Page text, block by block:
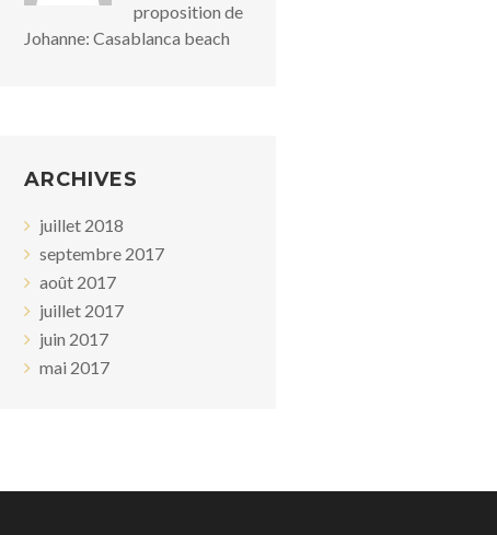
proposition de
Johanne: Casablanca beach
ARCHIVES
juillet 2018
septembre 2017
août 2017
juillet 2017
juin 2017
mai 2017